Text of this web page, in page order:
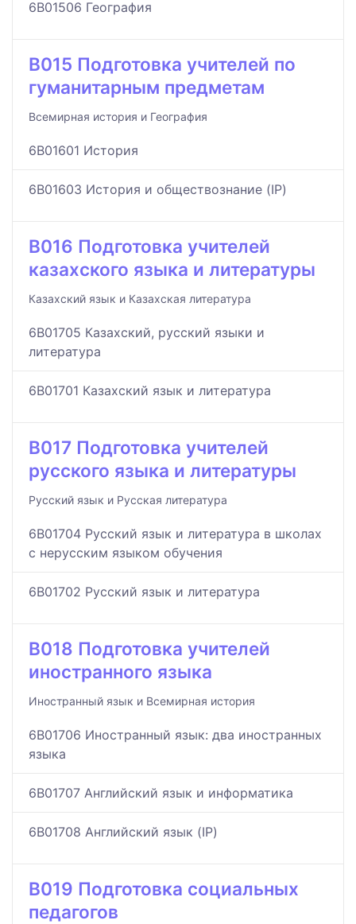
6B01506 География
B015 Подготовка учителей по
гуманитарным предметам
Всемирная история и География
6B01601 История
6B01603 История и обществознание (IP)
B016 Подготовка учителей
казахского языка и литературы
Казахский язык и Казахская литература
6B01705 Казахский, русский языки и
литература
6B01701 Казахский язык и литература
B017 Подготовка учителей
русского языка и литературы
Русский язык и Русская литература
6B01704 Русский язык и литература в школах
с нерусским языком обучения
6B01702 Русский язык и литература
B018 Подготовка учителей
иностранного языка
Иностранный язык и Всемирная история
6B01706 Иностранный язык: два иностранных
языка
6B01707 Английский язык и информатика
6B01708 Английский язык (IP)
B019 Подготовка cоциальных
педагогов